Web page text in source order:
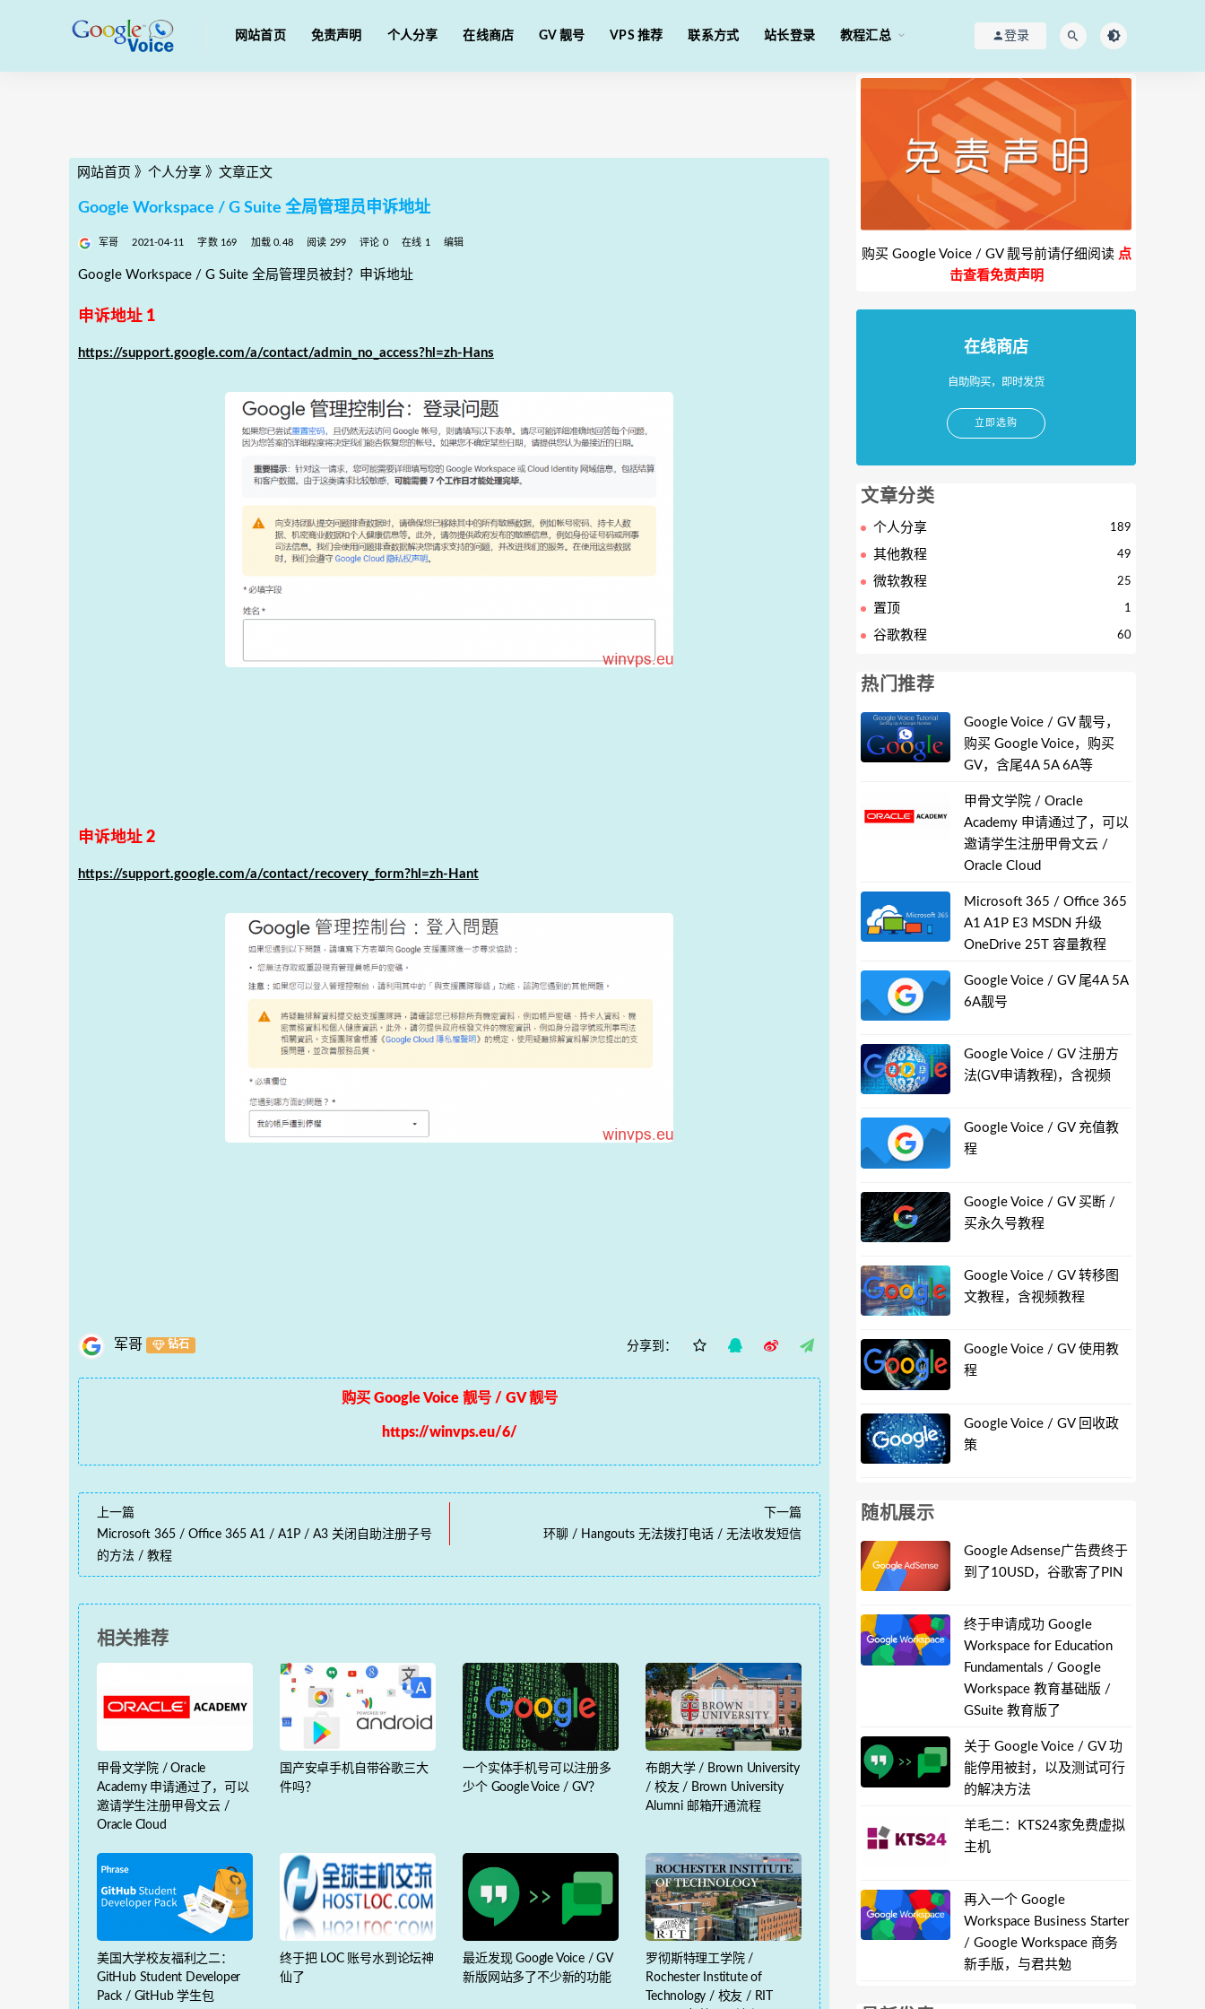
网站首页 免责声明 个人分享 在线商店 GV 靓号 VPS 推荐 联系方式 站长登录 教程汇总 登录
网站首页 》 个人分享 》 文章正文
Google Workspace / G Suite 全局管理员申诉地址
军哥 2021-04-11 字数 169 加载 0.48 阅读 299 评论 0 在线 1 编辑
Google Workspace / G Suite 全局管理员被封？申诉地址
申诉地址 1
https://support.google.com/a/contact/admin_no_access?hl=zh-Hans
申诉地址 2
https://support.google.com/a/contact/recovery_form?hl=zh-Hant
军哥 钻石 分享到：
购买 Google Voice 靓号 / GV 靓号
https://winvps.eu/6/
上一篇
Microsoft 365 / Office 365 A1 / A1P / A3 关闭自助注册子号
的方法 / 教程
下一篇
环聊 / Hangouts 无法拨打电话 / 无法收发短信
相关推荐
甲骨文学院 / Oracle
Academy 申请通过了，可以
邀请学生注册甲骨文云 /
Oracle Cloud
国产安卓手机自带谷歌三大
件吗？
一个实体手机号可以注册多
少个 Google Voice / GV？
布朗大学 / Brown University
/ 校友 / Brown University
Alumni 邮箱开通流程
美国大学校友福利之二：
GitHub Student Developer
Pack / GitHub 学生包
终于把 LOC 账号水到论坛神
仙了
最近发现 Google Voice / GV
新版网站多了不少新的功能
罗彻斯特理工学院 /
Rochester Institute of
Technology / 校友 / RIT
购买 Google Voice / GV 靓号前请仔细阅读 点
击查看免责声明
在线商店
自助购买，即时发货
立即选购
文章分类
个人分享 189
其他教程 49
微软教程 25
置顶 1
谷歌教程 60
热门推荐
Google Voice / GV 靓号，
购买 Google Voice，购买
GV，含尾4A 5A 6A等
甲骨文学院 / Oracle
Academy 申请通过了，可以
邀请学生注册甲骨文云 /
Oracle Cloud
Microsoft 365 / Office 365
A1 A1P E3 MSDN 升级
OneDrive 25T 容量教程
Google Voice / GV 尾4A 5A
6A靓号
Google Voice / GV 注册方
法(GV申请教程)，含视频
Google Voice / GV 充值教
程
Google Voice / GV 买断 /
买永久号教程
Google Voice / GV 转移图
文教程，含视频教程
Google Voice / GV 使用教
程
Google Voice / GV 回收政
策
随机展示
Google Adsense广告费终于
到了10USD，谷歌寄了PIN
终于申请成功 Google
Workspace for Education
Fundamentals / Google
Workspace 教育基础版 /
GSuite 教育版了
关于 Google Voice / GV 功
能停用被封，以及测试可行
的解决方法
羊毛二：KTS24家免费虚拟
主机
再入一个 Google
Workspace Business Starter
/ Google Workspace 商务
新手版，与君共勉